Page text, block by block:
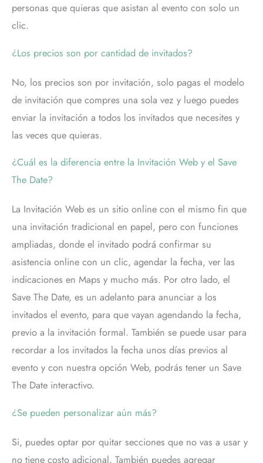
personas que quieras que asistan al evento con solo un
clic.
¿Los precios son por cantidad de invitados?
No, los precios son por invitación, solo pagas el modelo
de invitación que compres una sola vez y luego puedes
enviar la invitación a todos los invitados que necesites y
las veces que quieras.
¿Cuál es la diferencia entre la Invitación Web y el Save
The Date?
La Invitación Web es un sitio online con el mismo fin que
una invitación tradicional en papel, pero con funciones
ampliadas, donde el invitado podrá confirmar su
asistencia online con un clic, agendar la fecha, ver las
indicaciones en Maps y mucho más. Por otro lado, el
Save The Date, es un adelanto para anunciar a los
invitados el evento, para que vayan agendando la fecha,
previo a la invitación formal. También se puede usar para
recordar a los invitados la fecha unos días previos al
evento y con nuestra opción Web, podrás tener un Save
The Date interactivo.
¿Se pueden personalizar aún más?
Si, puedes optar por quitar secciones que no vas a usar y
no tiene costo adicional. También puedes agregar